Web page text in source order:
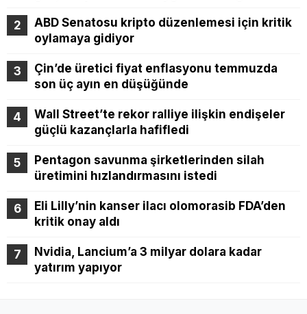
ABD Senatosu kripto düzenlemesi için kritik
oylamaya gidiyor
Çin’de üretici fiyat enflasyonu temmuzda
son üç ayın en düşüğünde
Wall Street’te rekor ralliye ilişkin endişeler
güçlü kazançlarla hafifledi
Pentagon savunma şirketlerinden silah
üretimini hızlandırmasını istedi
Eli Lilly’nin kanser ilacı olomorasib FDA’den
kritik onay aldı
Nvidia, Lancium’a 3 milyar dolara kadar
yatırım yapıyor